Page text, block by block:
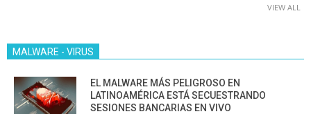
VIEW ALL
MALWARE - VIRUS
EL MALWARE MÁS PELIGROSO EN
LATINOAMÉRICA ESTÁ SECUESTRANDO
SESIONES BANCARIAS EN VIVO